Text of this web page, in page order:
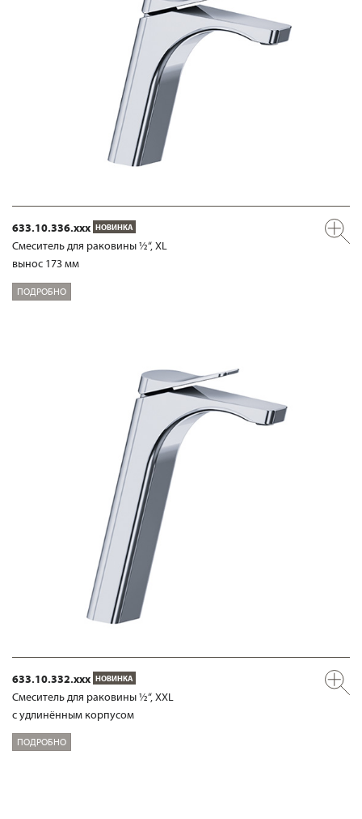
633.10.336.xxx НОВИНКА
Смеситель для раковины ½“, XL
вынос 173 мм
ПОДРОБНО
633.10.332.xxx НОВИНКА
Смеситель для раковины ½“, XXL
с удлинённым корпусом
ПОДРОБНО